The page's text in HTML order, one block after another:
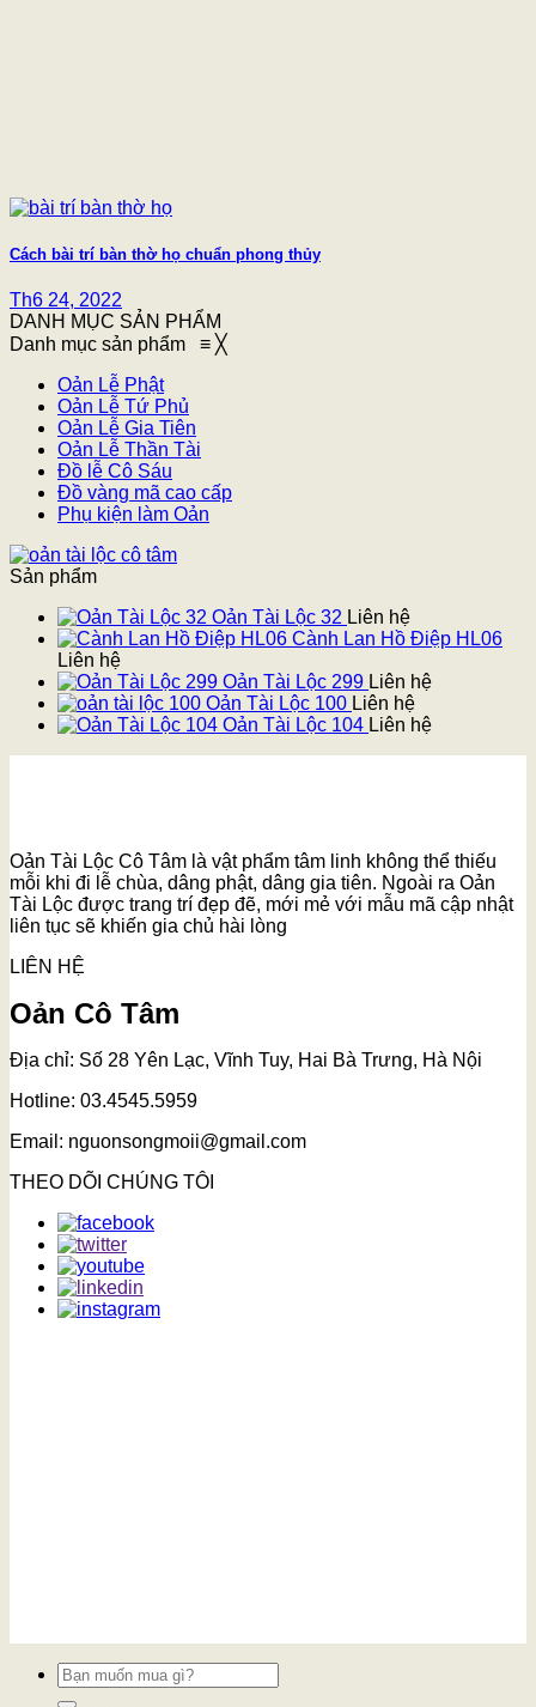
Cách bài trí bàn thờ họ chuẩn phong thủy
Th6 24, 2022
DANH MỤC SẢN PHẨM
Danh mục sản phẩm ≡ ╳
Oản Lễ Phật
Oản Lễ Tứ Phủ
Oản Lễ Gia Tiên
Oản Lễ Thần Tài
Đồ lễ Cô Sáu
Đồ vàng mã cao cấp
Phụ kiện làm Oản
Sản phẩm
Oản Tài Lộc 32 Liên hệ
Cành Lan Hồ Điệp HL06
Liên hệ
Oản Tài Lộc 299 Liên hệ
Oản Tài Lộc 100 Liên hệ
Oản Tài Lộc 104 Liên hệ
Oản Tài Lộc Cô Tâm là vật phẩm tâm linh không thể thiếu
mỗi khi đi lễ chùa, dâng phật, dâng gia tiên. Ngoài ra Oản
Tài Lộc được trang trí đẹp đẽ, mới mẻ với mẫu mã cập nhật
liên tục sẽ khiến gia chủ hài lòng
LIÊN HỆ
Oản Cô Tâm
Địa chỉ: Số 28 Yên Lạc, Vĩnh Tuy, Hai Bà Trưng, Hà Nội
Hotline: 03.4545.5959
Email: nguonsongmoii@gmail.com
THEO DÕI CHÚNG TÔI
Tìm
kiếm: